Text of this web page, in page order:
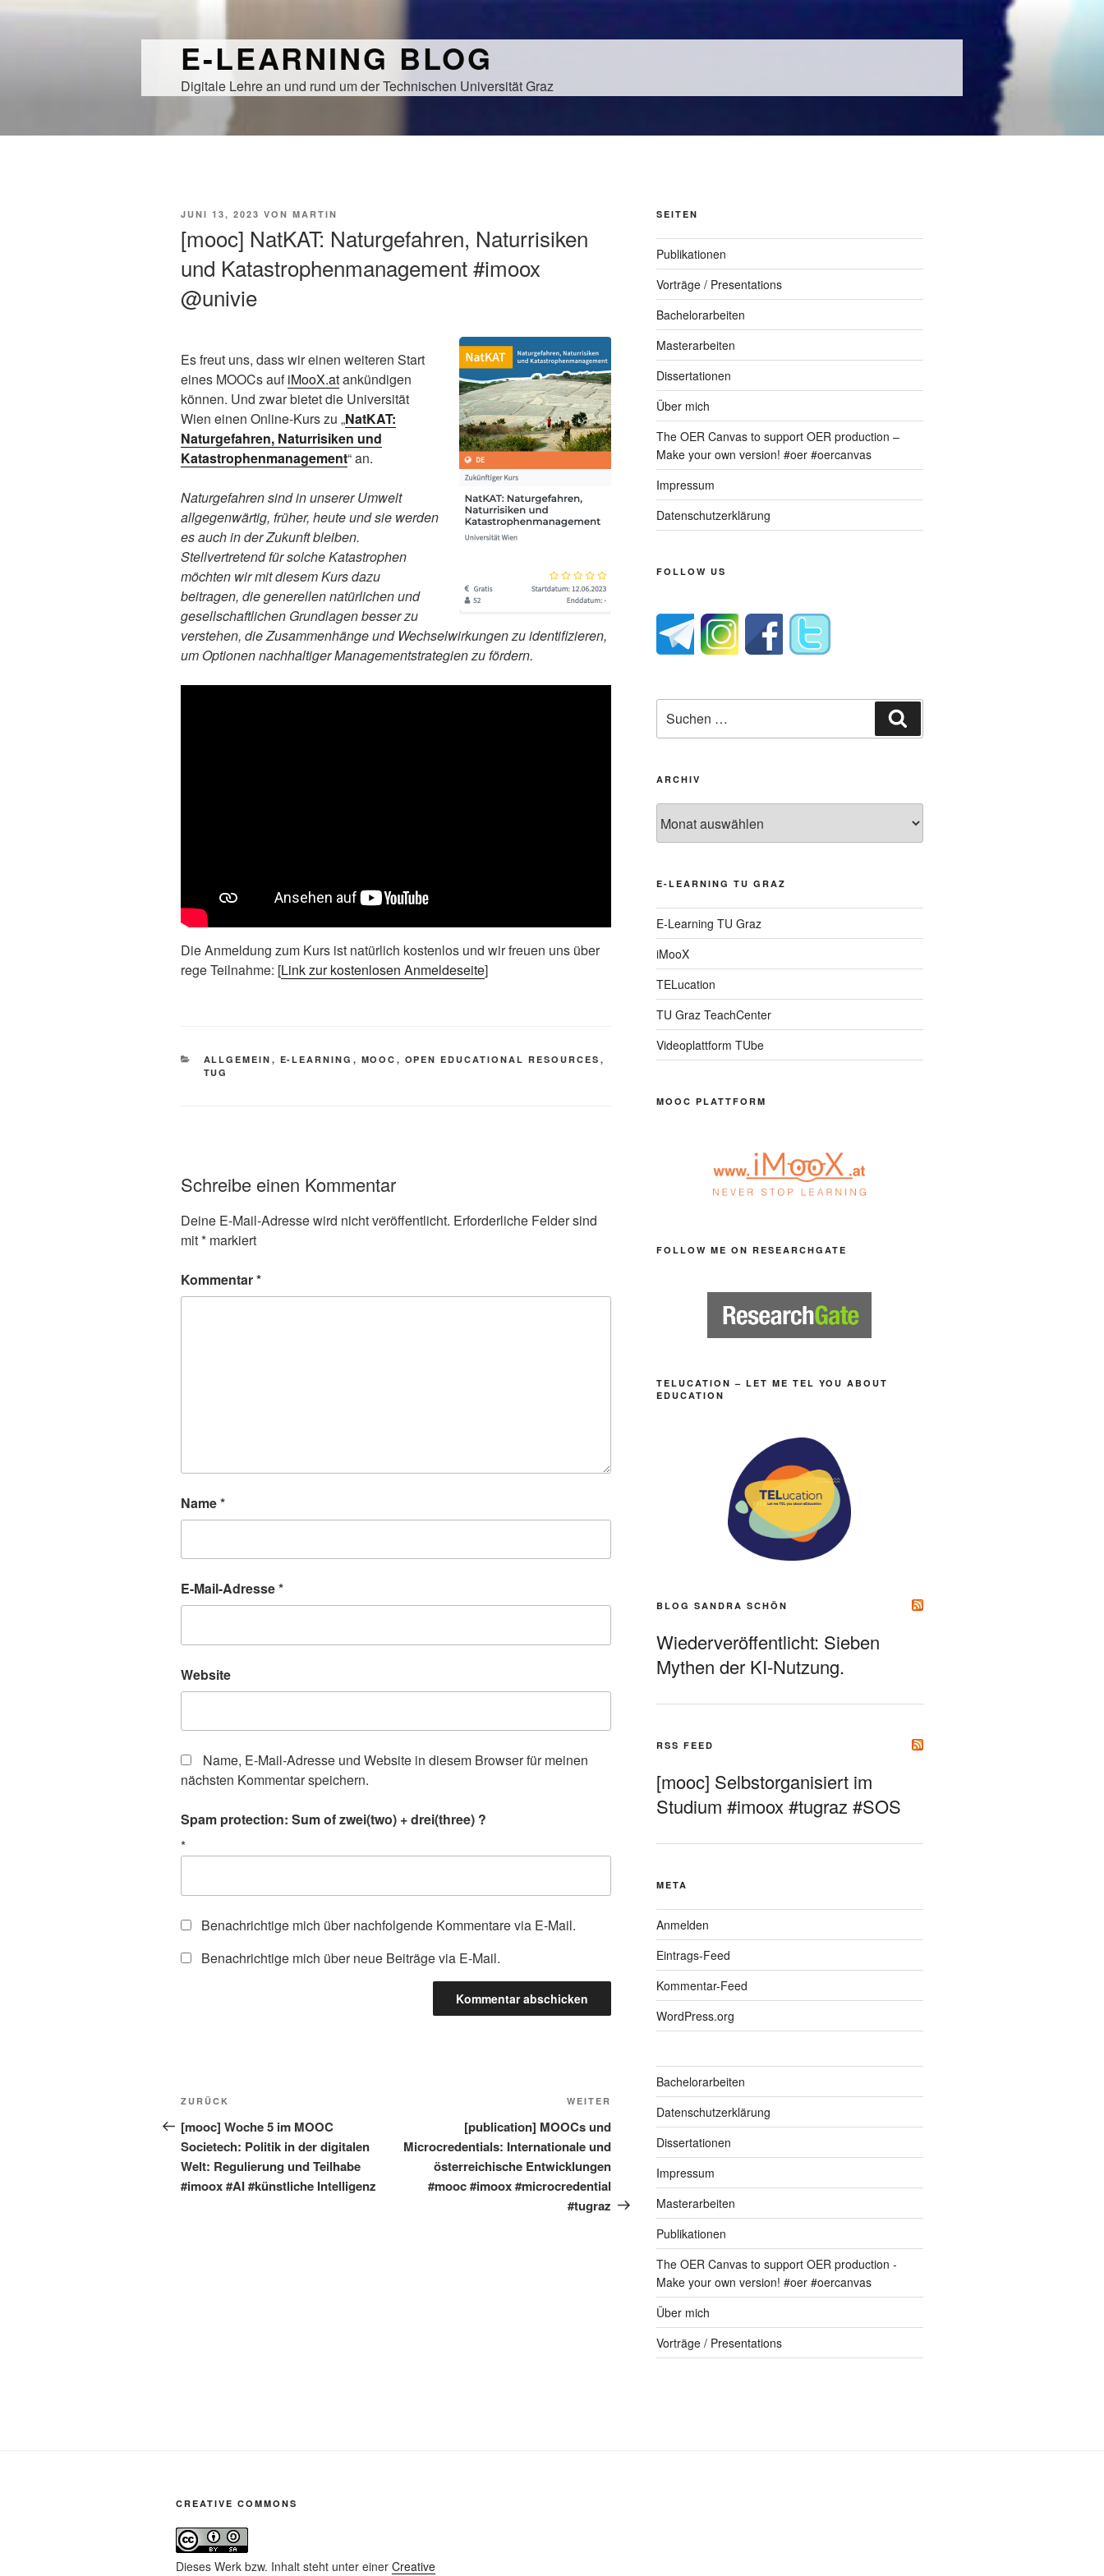
E-LEARNING BLOG
Digitale Lehre an und rund um der Technischen Universität Graz
VERÖFFENTLICHT
JUNI 13, 2023 VON MARTIN
[mooc] NatKAT: Naturgefahren, Naturrisiken
und Katastrophenmanagement #imoox
@univie
Es freut uns, dass wir einen weiteren Start
eines MOOCs aufiMooX.atankündigen
können. Und zwar bietet die Universität
Wien einen Online-Kurs zu „NatKAT:
Naturgefahren, Naturrisiken und
Katastrophenmanagement“ an.
Naturgefahren sind in unserer Umwelt
allgegenwärtig, früher, heute und sie werden
es auch in der Zukunft bleiben.
Stellvertretend für solche Katastrophen
möchten wir mit diesem Kurs dazu
beitragen, die generellen natürlichen und
gesellschaftlichen Grundlagen besser zu
verstehen, die Zusammenhänge und Wechselwirkungen zu identifizieren,
um Optionen nachhaltiger Managementstrategien zu fördern.
Die Anmeldung zum Kurs ist natürlich kostenlos und wir freuen uns über
rege Teilnahme: [Link zur kostenlosen Anmeldeseite]
KATEGORIEN
ALLGEMEIN , E-LEARNING , MOOC , OPEN EDUCATIONAL RESOURCES ,
TUG
Schreibe einen Kommentar
Deine E-Mail-Adresse wird nicht veröffentlicht. Erforderliche Felder sind
mit* markiert
Kommentar*
Name*
E-Mail-Adresse*
Website
Name, E-Mail-Adresse und Website in diesem Browser für meinen
nächsten Kommentar speichern.
Spam protection: Sum of zwei(two) + drei(three) ?
*
Benachrichtige mich über nachfolgende Kommentare via E-Mail.
Benachrichtige mich über neue Beiträge via E-Mail.
Beitragsnavigation
Vorheriger
Beitrag
ZURÜCK
[mooc] Woche 5 im MOOC
Societech: Politik in der digitalen
Welt: Regulierung und Teilhabe
#imoox #AI #künstliche Intelligenz
Nächster
Beitrag
WEITER
[publication] MOOCs und
Microcredentials: Internationale und
österreichische Entwicklungen
#mooc #imoox #microcredential
#tugraz
SEITEN
Publikationen
Vorträge / Presentations
Bachelorarbeiten
Masterarbeiten
Dissertationen
Über mich
The OER Canvas to support OER production –
Make your own version! #oer #oercanvas
Impressum
Datenschutzerklärung
FOLLOW US
nach:
ARCHIV
E-LEARNING TU GRAZ
E-Learning TU Graz
iMooX
TELucation
TU Graz TeachCenter
Videoplattform TUbe
MOOC PLATTFORM
FOLLOW ME ON RESEARCHGATE
TELUCATION – LET ME TEL YOU ABOUT
EDUCATION
BLOG SANDRA SCHÖN
Wiederveröffentlicht: Sieben
Mythen der KI-Nutzung.
RSS FEED
[mooc] Selbstorganisiert im
Studium #imoox #tugraz #SOS
META
Anmelden
Eintrags-Feed
Kommentar-Feed
WordPress.org
Bachelorarbeiten
Datenschutzerklärung
Dissertationen
Impressum
Masterarbeiten
Publikationen
The OER Canvas to support OER production -
Make your own version! #oer #oercanvas
Über mich
Vorträge / Presentations
CREATIVE COMMONS
Dieses Werk bzw. Inhalt steht unter einer Creative